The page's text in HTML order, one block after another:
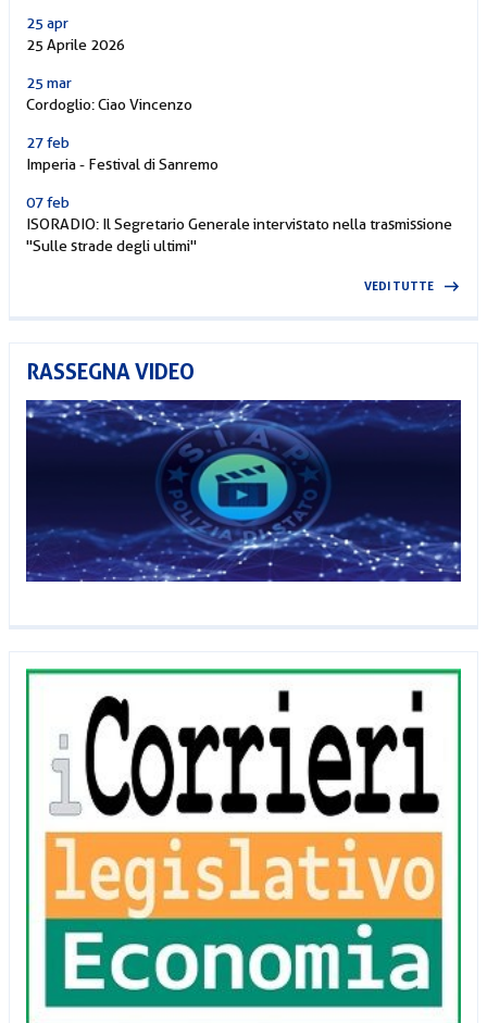
25 apr
25 Aprile 2026
25 mar
Cordoglio: Ciao Vincenzo
27 feb
Imperia - Festival di Sanremo
07 feb
ISORADIO: Il Segretario Generale intervistato nella trasmissione
"Sulle strade degli ultimi"
VEDI TUTTE
RASSEGNA VIDEO